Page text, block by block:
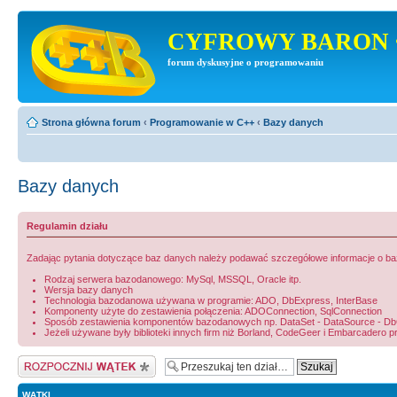
CYFROWY BARON
forum dyskusyjne o programowaniu
Strona główna forum ‹ Programowanie w C++ ‹ Bazy danych
Bazy danych
Regulamin działu
Zadając pytania dotyczące baz danych należy podawać szczegółowe informacje o
Rodzaj serwera bazodanowego: MySql, MSSQL, Oracle itp.
Wersja bazy danych
Technologia bazodanowa używana w programie: ADO, DbExpress, InterBase
Komponenty użyte do zestawienia połączenia: ADOConnection, SqlConnection
Sposób zestawienia komponentów bazodanowych np. DataSet - DataSource -
Jeżeli używane były biblioteki innych firm niż Borland, CodeGeer i Embarcadero
Napisz wątek
WĄTKI